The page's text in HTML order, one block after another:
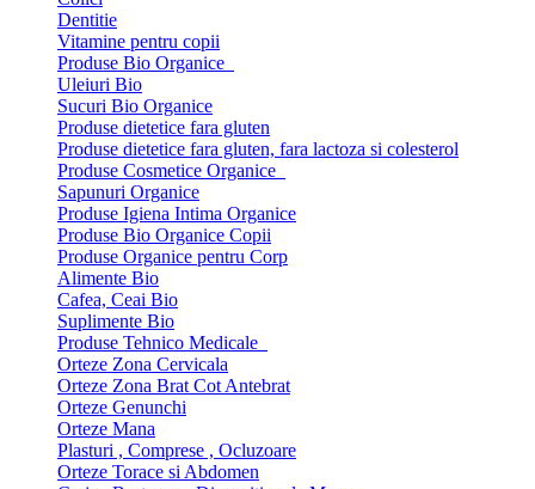
Dentitie
Vitamine pentru copii
Produse Bio Organice
Uleiuri Bio
Sucuri Bio Organice
Produse dietetice fara gluten
Produse dietetice fara gluten, fara lactoza si colesterol
Produse Cosmetice Organice
Sapunuri Organice
Produse Igiena Intima Organice
Produse Bio Organice Copii
Produse Organice pentru Corp
Alimente Bio
Cafea, Ceai Bio
Suplimente Bio
Produse Tehnico Medicale
Orteze Zona Cervicala
Orteze Zona Brat Cot Antebrat
Orteze Genunchi
Orteze Mana
Plasturi , Comprese , Ocluzoare
Orteze Torace si Abdomen